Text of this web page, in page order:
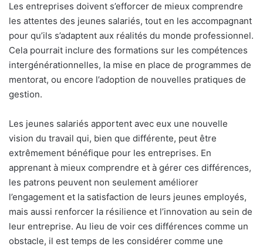
Les entreprises doivent s’efforcer de mieux comprendre
les attentes des jeunes salariés, tout en les accompagnant
pour qu’ils s’adaptent aux réalités du monde professionnel.
Cela pourrait inclure des formations sur les compétences
intergénérationnelles, la mise en place de programmes de
mentorat, ou encore l’adoption de nouvelles pratiques de
gestion.
Les jeunes salariés apportent avec eux une nouvelle
vision du travail qui, bien que différente, peut être
extrêmement bénéfique pour les entreprises. En
apprenant à mieux comprendre et à gérer ces différences,
les patrons peuvent non seulement améliorer
l’engagement et la satisfaction de leurs jeunes employés,
mais aussi renforcer la résilience et l’innovation au sein de
leur entreprise. Au lieu de voir ces différences comme un
obstacle, il est temps de les considérer comme une